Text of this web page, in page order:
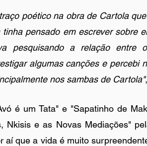
poético na obra de Cartola
pensado em escrever sobre
pesquisando a relação
algumas canções e percebi
nos sambas de Cartola"
é um Tata" e "Sapatinho de
Nkisis e as Novas Mediações"
aí que a vida é muito